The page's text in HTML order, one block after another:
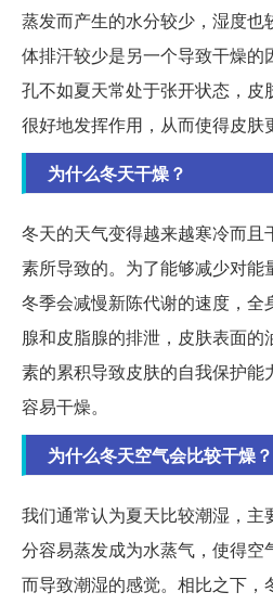
蒸发而产生的水分较少，湿度也
体排汗较少是另一个导致干燥的
孔不如夏天常处于张开状态，皮
很好地发挥作用，从而使得皮肤
为什么冬天干燥？
冬天的天气变得越来越寒冷而且
素所导致的。为了能够减少对能
冬季会减慢新陈代谢的速度，全
腺和皮脂腺的排泄，皮肤表面的
素的累积导致皮肤的自我保护能
容易干燥。
为什么冬天空气会比较干燥？
我们通常认为夏天比较潮湿，主
分容易蒸发成为水蒸气，使得空
而导致潮湿的感觉。相比之下，